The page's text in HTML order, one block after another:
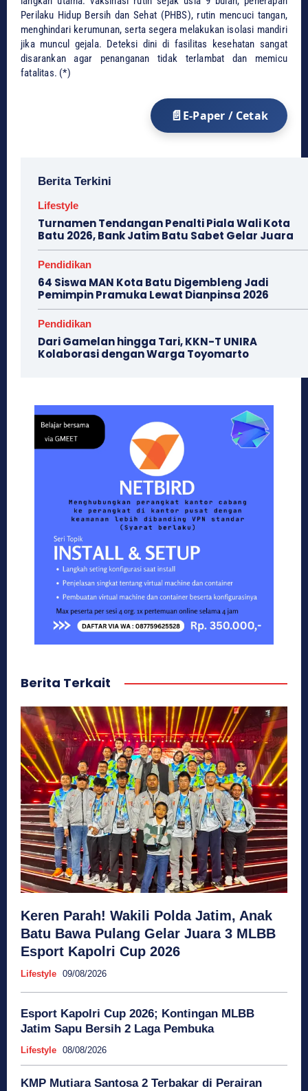
Perilaku Hidup Bersih dan Sehat (PHBS), rutin mencuci tangan,
menghindari kerumunan, serta segera melakukan isolasi mandiri
jika muncul gejala. Deteksi dini di fasilitas kesehatan sangat
disarankan agar penanganan tidak terlambat dan memicu
fatalitas. (*)
E-Paper / Cetak
Berita Terkini
Lifestyle
Turnamen Tendangan Penalti Piala Wali Kota
Batu 2026, Bank Jatim Batu Sabet Gelar Juara
Pendidikan
64 Siswa MAN Kota Batu Digembleng Jadi
Pemimpin Pramuka Lewat Dianpinsa 2026
Pendidikan
Dari Gamelan hingga Tari, KKN-T UNIRA
Kolaborasi dengan Warga Toyomarto
Berita Terkait
Keren Parah! Wakili Polda Jatim, Anak
Batu Bawa Pulang Gelar Juara 3 MLBB
Esport Kapolri Cup 2026
Lifestyle 09/08/2026
Esport Kapolri Cup 2026; Kontingan MLBB
Jatim Sapu Bersih 2 Laga Pembuka
Lifestyle 08/08/2026
KMP Mutiara Santosa 2 Terbakar di Perairan